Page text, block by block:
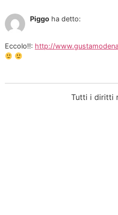
Piggo ha detto:
Eccolo!!: http://
Tutti i diritti